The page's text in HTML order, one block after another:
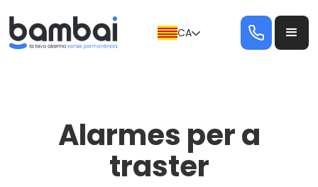
CA
Alarmes per a
traster